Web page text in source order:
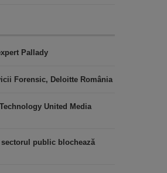
Pallady
Forensic, Deloitte România
United Media
public blochează